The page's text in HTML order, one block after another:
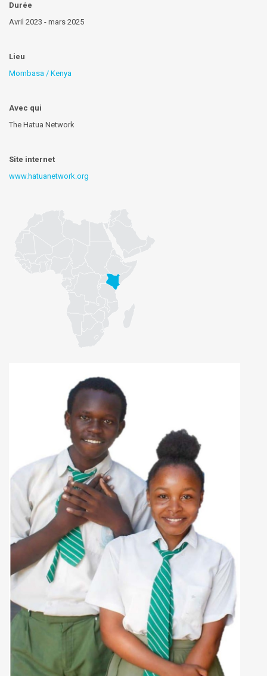
Durée
Avril 2023 - mars 2025
Lieu
Mombasa / Kenya
Avec qui
The Hatua Network
Site internet
www.hatuanetwork.org